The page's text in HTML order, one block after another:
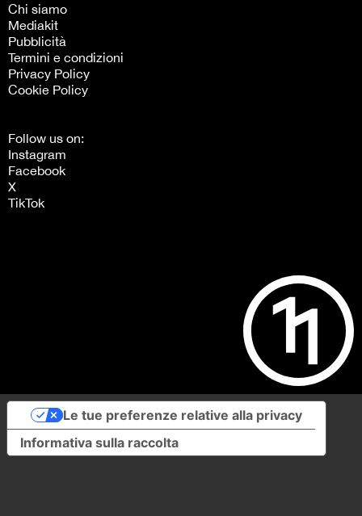
Chi siamo
Mediakit
Pubblicità
Termini e condizioni
Privacy Policy
Cookie Policy
Follow us on:
Instagram
Facebook
X
TikTok
Informativa sulla raccolta
Le tue preferenze relative alla privacy